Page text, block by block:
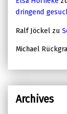
dringend
Ralf Jöckel zu
Michael
Archives